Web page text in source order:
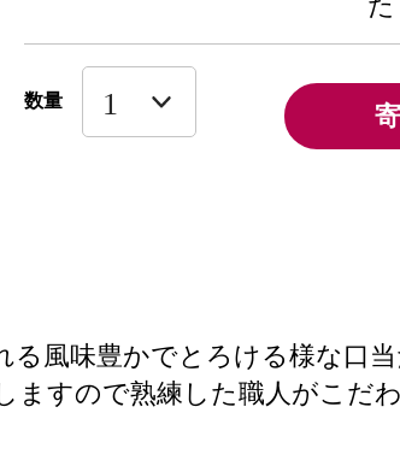
数量
風味豊かでとろける様な口
ますので熟練した職人がこだ